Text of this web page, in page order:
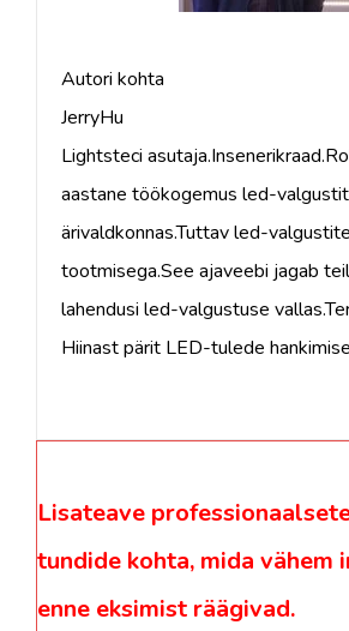
Autori kohta
JerryHu
Lightsteci
aastane töökogemus led-
ärivaldkonnas.Tuttav led-
tootmisega.See ajaveebi jagab
lahendusi led-valgustuse
Hiinast pärit LED-tulede
Lisateave
tundide kohta, mida vähem
enne eksimist räägivad.